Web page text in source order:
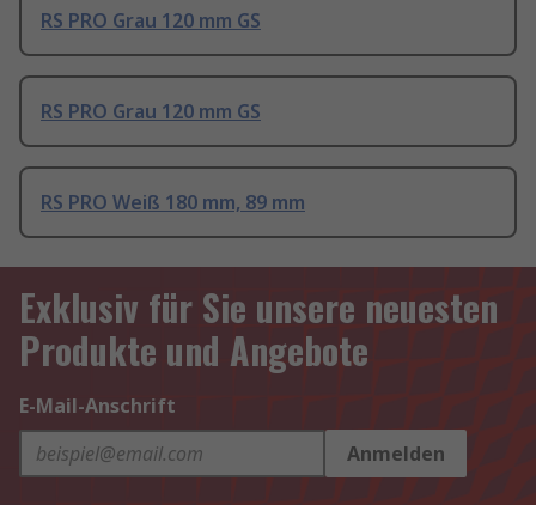
RS PRO Grau 120 mm GS
RS PRO Grau 120 mm GS
RS PRO Weiß 180 mm, 89 mm
Exklusiv für Sie unsere neuesten
Produkte und Angebote
E-Mail-Anschrift
Anmelden